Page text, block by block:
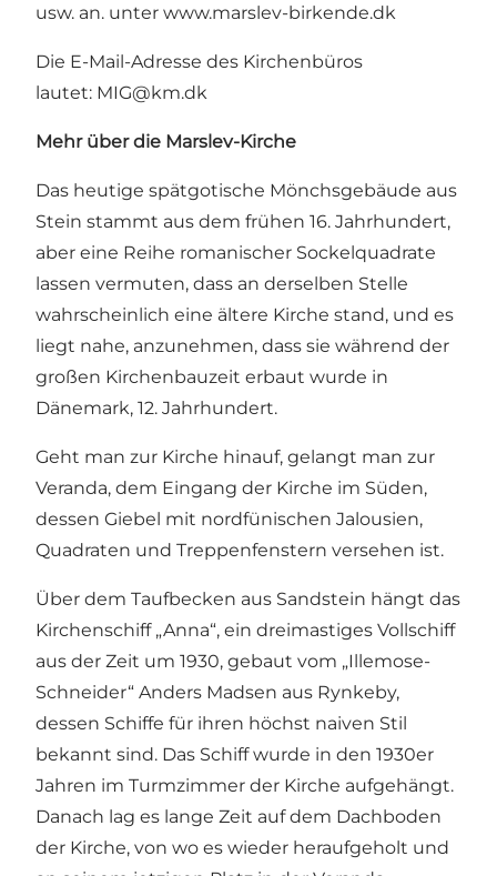
usw. an. unter www.marslev-birkende.dk
Die E-Mail-Adresse des Kirchenbüros
lautet: MIG@km.dk
Mehr über die Marslev-Kirche
Das heutige spätgotische Mönchsgebäude aus
Stein stammt aus dem frühen 16. Jahrhundert,
aber eine Reihe romanischer Sockelquadrate
lassen vermuten, dass an derselben Stelle
wahrscheinlich eine ältere Kirche stand, und es
liegt nahe, anzunehmen, dass sie während der
großen Kirchenbauzeit erbaut wurde in
Dänemark, 12. Jahrhundert.
Geht man zur Kirche hinauf, gelangt man zur
Veranda, dem Eingang der Kirche im Süden,
dessen Giebel mit nordfünischen Jalousien,
Quadraten und Treppenfenstern versehen ist.
Über dem Taufbecken aus Sandstein hängt das
Kirchenschiff „Anna“, ein dreimastiges Vollschiff
aus der Zeit um 1930, gebaut vom „Illemose-
Schneider“ Anders Madsen aus Rynkeby,
dessen Schiffe für ihren höchst naiven Stil
bekannt sind. Das Schiff wurde in den 1930er
Jahren im Turmzimmer der Kirche aufgehängt.
Danach lag es lange Zeit auf dem Dachboden
der Kirche, von wo es wieder heraufgeholt und